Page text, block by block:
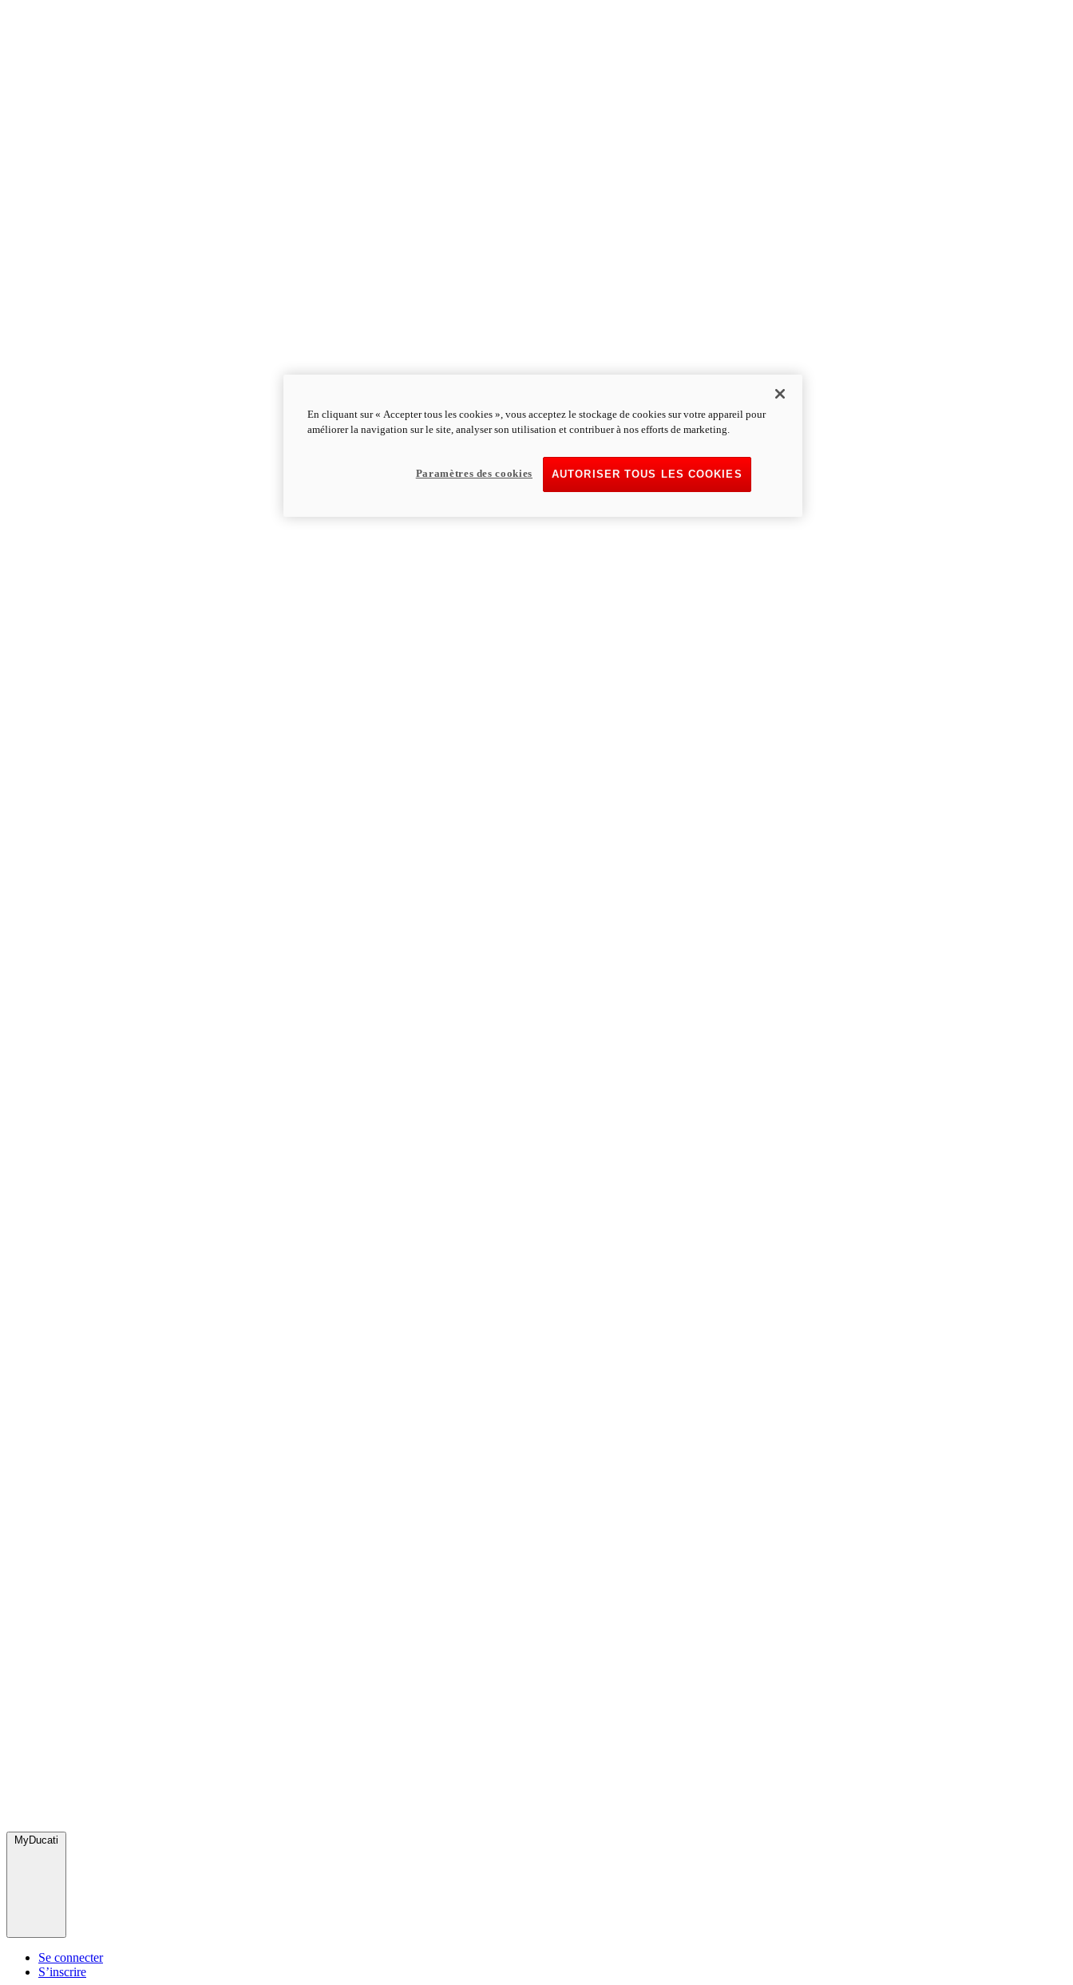
MyDucati
Se connecter
S’inscrire
En cliquant sur « Accepter tous les cookies », vous acceptez le stockage de cookies sur votre appareil pour
améliorer la navigation sur le site, analyser son utilisation et contribuer à nos efforts de marketing.
AUTORISER TOUS LES COOKIES
Paramètres des cookies